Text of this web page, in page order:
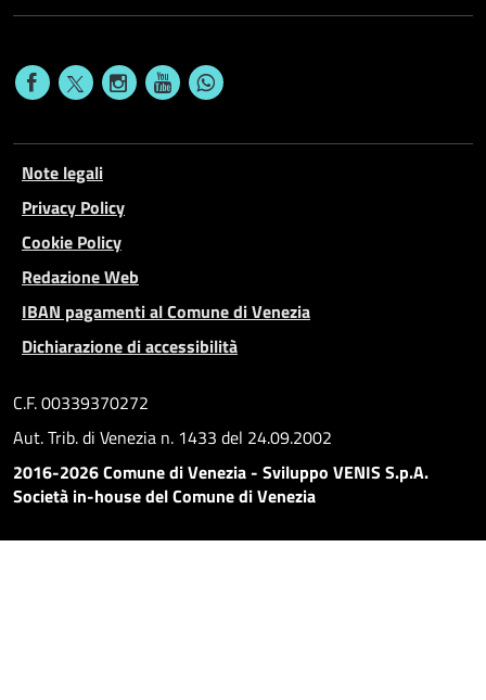
Note legali
Privacy Policy
Cookie Policy
Redazione Web
IBAN pagamenti al Comune di Venezia
Dichiarazione di accessibilità
C.F. 00339370272
Aut. Trib. di Venezia n. 1433 del 24.09.2002
2016-2026 Comune di Venezia - Sviluppo VENIS S.p.A.
Società in-house del Comune di Venezia